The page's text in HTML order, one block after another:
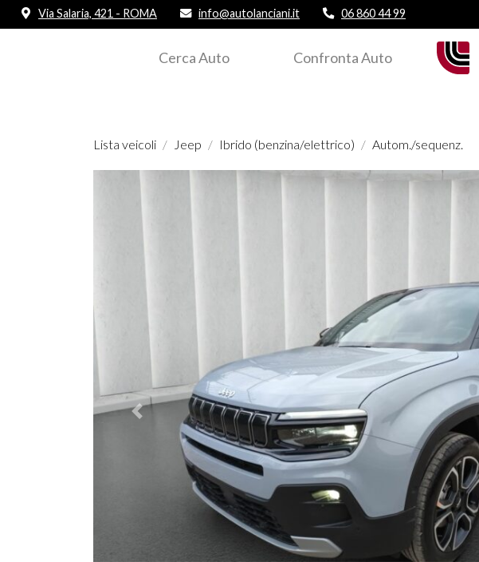
Via Salaria, 421 - ROMA info@autolanciani.it 06 860 44 99
Cerca Auto Confronta Auto
Lista veicoli Jeep Ibrido (benzina/elettrico) Autom./sequenz.
Prededente